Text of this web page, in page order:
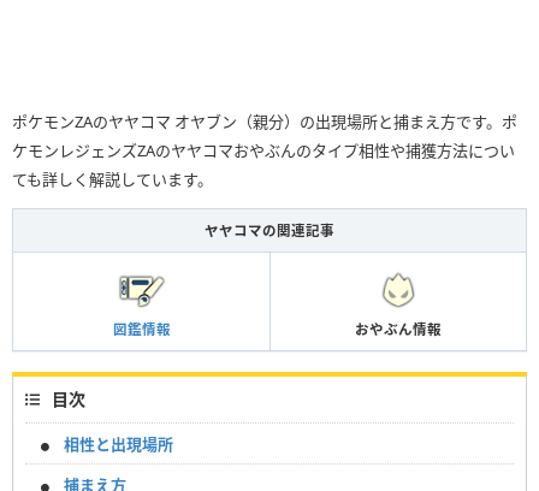
ポケモンZAのヤヤコマ オヤブン（親分）の出現場所と捕まえ方です。ポ
ケモンレジェンズZAのヤヤコマおやぶんのタイプ相性や捕獲方法につい
ても詳しく解説しています。
ヤヤコマの関連記事
図鑑情報 おやぶん情報
目次
相性と出現場所
捕まえ方